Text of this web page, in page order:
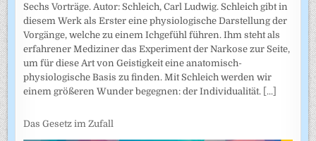
Sechs Vorträge. Autor: Schleich, Carl Ludwig. Schleich gibt in
diesem Werk als Erster eine physiologische Darstellung der
Vorgänge, welche zu einem Ichgefühl führen. Ihm steht als
erfahrener Mediziner das Experiment der Narkose zur Seite,
um für diese Art von Geistigkeit eine anatomisch-
physiologische Basis zu finden. Mit Schleich werden wir
einem größeren Wunder begegnen: der Individualität. [...]
Das Gesetz im Zufall